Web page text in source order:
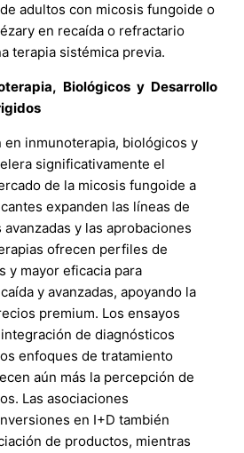
adultos con micosis fungoide o
en recaída o refractario
terapia sistémica previa.
Biológicos y Desarrollo
en inmunoterapia, biológicos y
significativamente el
de la micosis fungoide a
expanden las líneas de
y las aprobaciones
ofrecen perfiles de
y mayor eficacia para
y avanzadas, apoyando la
premium. Los ensayos
de diagnósticos
enfoques de tratamiento
aún más la percepción de
Las asociaciones
en I+D también
de productos, mientras